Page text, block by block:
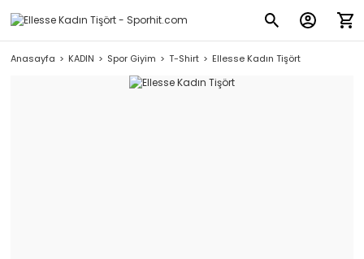
Anasayfa KADIN Spor Giyim T-Shirt Ellesse Kadın Tişört